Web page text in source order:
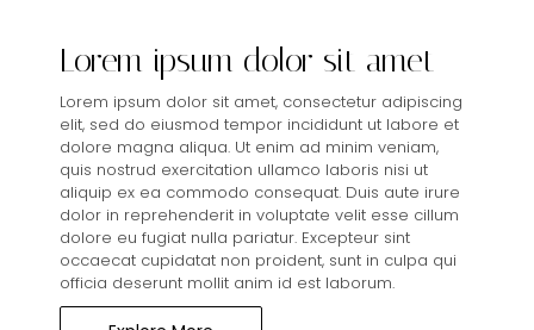
Lorem ipsum dolor sit amet
Lorem ipsum dolor sit amet, consectetur adipiscing
elit, sed do eiusmod tempor incididunt ut labore et
dolore magna aliqua. Ut enim ad minim veniam,
quis nostrud exercitation ullamco laboris nisi ut
aliquip ex ea commodo consequat. Duis aute irure
dolor in reprehenderit in voluptate velit esse cillum
dolore eu fugiat nulla pariatur. Excepteur sint
occaecat cupidatat non proident, sunt in culpa qui
officia deserunt mollit anim id est laborum.